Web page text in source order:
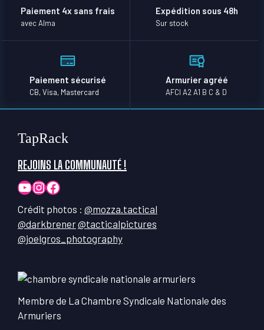
Paiement 4x sans frais
avec Alma
Expédition sous 48h
Sur stock
Paiement sécurisé
CB, Visa, Mastercard
Armurier agréé
AFCI A2 A1 B C & D
TapRack
REJOINS LA COMMUNAUTÉ !
YouTube
Instagram
Facebook
Crédit photos : @mozza.tactical
@darkbrener@tacticalpictures
@joelgros_photography
Membre de La Chambre Syndicale Nationale des
Armuriers